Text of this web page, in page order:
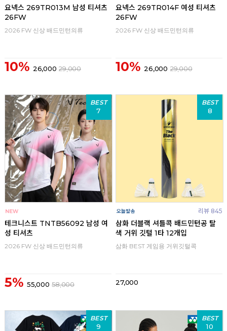
요넥스 269TR013M 남성 티셔츠
26FW
2026 FW 신상 배드민턴의류
10% 26,000 29,000
요넥스 269TR014F 여성 티셔츠
26FW
2026 FW 신상 배드민턴의류
10% 26,000 29,000
BEST
7
테크니스트 TNTB56092 남성 여
성 티셔츠
2026 FW 신상 배드민턴의류
5% 55,000 58,000
BEST
8
리뷰 845
삼화 더블랙 셔틀콕 배드민턴공 탈
색 거위 깃털 1타 12개입
삼화 BEST 게임용 거위깃털콕
27,000
BEST
9
BEST
10